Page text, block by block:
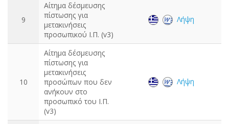
9
Αίτημα δέσμευσης
πίστωσης για
μετακινήσεις
προσωπικού Ι.Π. (v3)
Λήψη
10
Αίτημα δέσμευσης
πίστωσης για
μετακινήσεις
προσώπων που δεν
ανήκουν στο
προσωπικό του Ι.Π.
(v3)
Λήψη